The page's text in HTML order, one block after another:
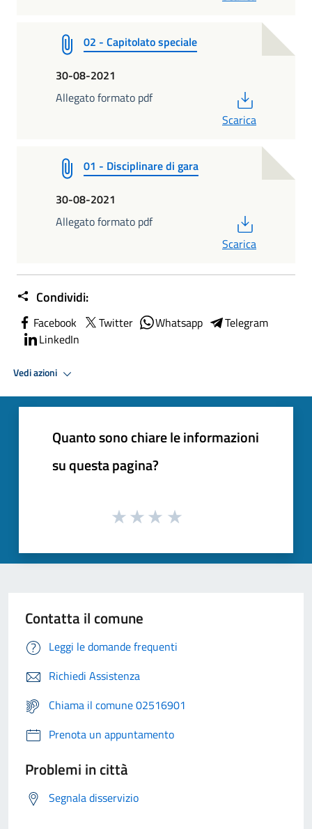
02 - Capitolato speciale
30-08-2021
Allegato formato pdf
Scarica
01 - Disciplinare di gara
30-08-2021
Allegato formato pdf
Scarica
Condividi:
Facebook Twitter Whatsapp
Telegram
LinkedIn
Vedi azioni
Quanto sono chiare le informazioni
su questa pagina?
Contatta il comune
Leggi le domande frequenti
Richiedi Assistenza
Chiama il comune 02516901
Prenota un appuntamento
Problemi in città
Segnala disservizio